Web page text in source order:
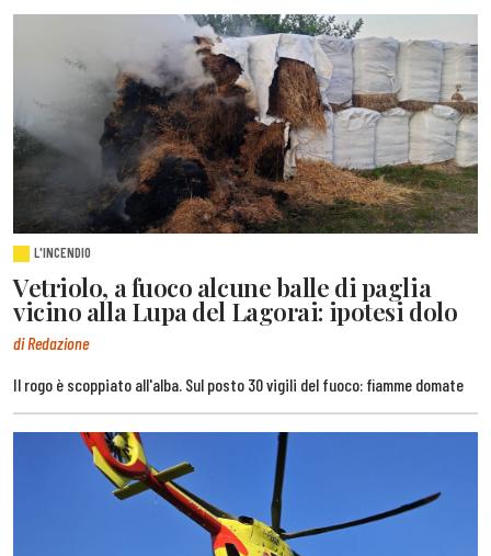
L'INCENDIO
Vetriolo, a fuoco alcune balle di paglia
vicino alla Lupa del Lagorai: ipotesi dolo
di Redazione
Il rogo è scoppiato all'alba. Sul posto 30 vigili del fuoco: fiamme domate